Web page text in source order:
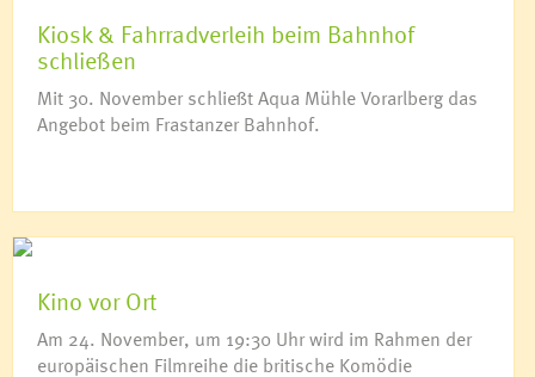
Kiosk & Fahrradverleih beim Bahnhof
schließen
Mit 30. November schließt Aqua Mühle Vorarlberg das
Angebot beim Frastanzer Bahnhof.
Kino vor Ort
Am 24. November, um 19:30 Uhr wird im Rahmen der
europäischen Filmreihe die britische Komödie